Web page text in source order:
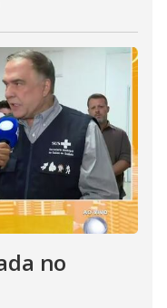
no